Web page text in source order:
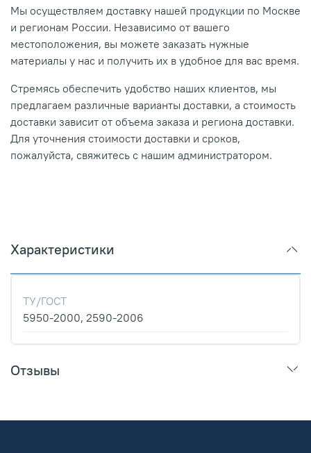
Мы осуществляем доставку нашей продукции по Москве
и регионам России. Независимо от вашего
местоположения, вы можете заказать нужные
материалы у нас и получить их в удобное для вас время.
Стремясь обеспечить удобство наших клиентов, мы
предлагаем различные варианты доставки, а стоимость
доставки зависит от объема заказа и региона доставки.
Для уточнения стоимости доставки и сроков,
пожалуйста, свяжитесь с нашим администратором.
Характеристики
ТУ/ГОСТ
5950-2000, 2590-2006
Отзывы